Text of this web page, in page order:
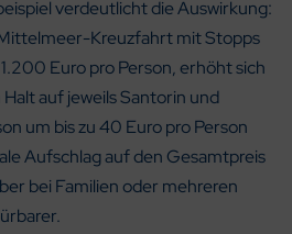
verdeutlicht die Auswirkung:
Kreuzfahrt mit Stopps
Euro pro Person, erhöht sich
auf jeweils Santorin und
um bis zu 40 Euro pro Person
Aufschlag auf den Gesamtpreis
bei Familien oder mehreren